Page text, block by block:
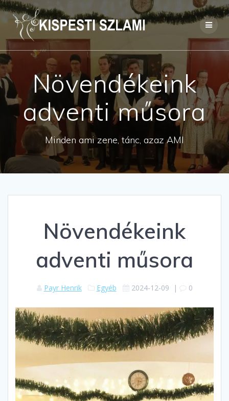
content
Növendékeink
adventi műsora
Minden ami zene, tánc, azaz AMI
Növendékeink
adventi műsora
Payr Henrik Egyéb 2024-12-09 | 0